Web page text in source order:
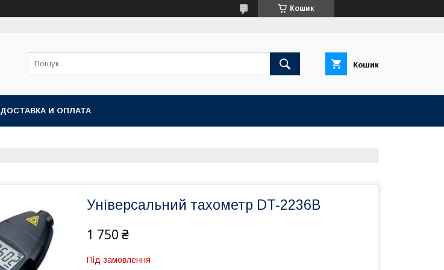
Кошик
Кошик
ДОСТАВКА И ОПЛАТА
Універсальний тахометр DT-2236B
1 750 ₴
Під замовлення